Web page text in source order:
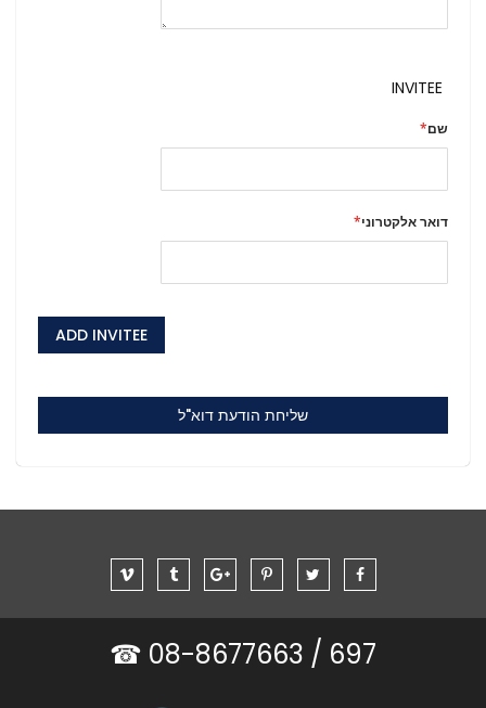
INVITEE
שם
דואר אלקטרוני
ADD INVITEE
שליחת הודעת דוא"ל
697 /